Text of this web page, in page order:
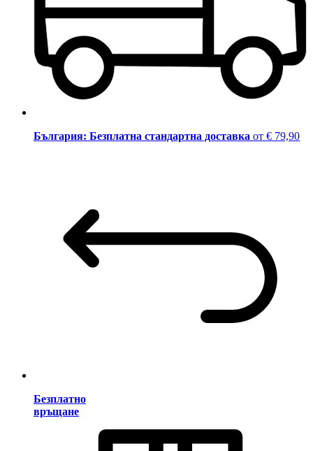
България: Безплатна стандартна доставка от € 79,90
Безплатно
връщане